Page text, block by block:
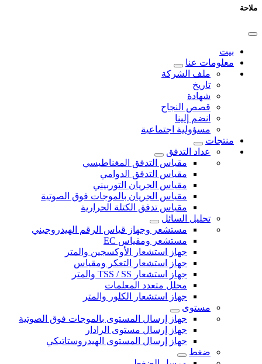
ملاحة
بيت
معلومات عنا
ملف الشركة
تاريخ
شهادة
قصص النجاح
انضم إلينا
مسؤولية اجتماعية
منتجات
عداد التدفق
مقياس التدفق المغناطيسي
مقياس التدفق الدوامي
مقياس الجريان التوربيني
مقياس الجريان بالموجات فوق الصوتية
مقياس تدفق الكتلة الحرارية
تحليل السائل
مستشعر وجهاز قياس الرقم الهيدروجيني
مستشعر ومقياس EC
جهاز استشعار الأوكسجين والمتر
جهاز استشعار التعكر ومقياس
جهاز استشعار TSS / SS والمتر
محلل متعدد المعلمات
جهاز استشعار الكلور والمتر
مستوى
جهاز إرسال المستوى بالموجات فوق الصوتية
جهاز إرسال مستوى الرادار
جهاز إرسال المستوى الهيدروستاتيكي
ضغط